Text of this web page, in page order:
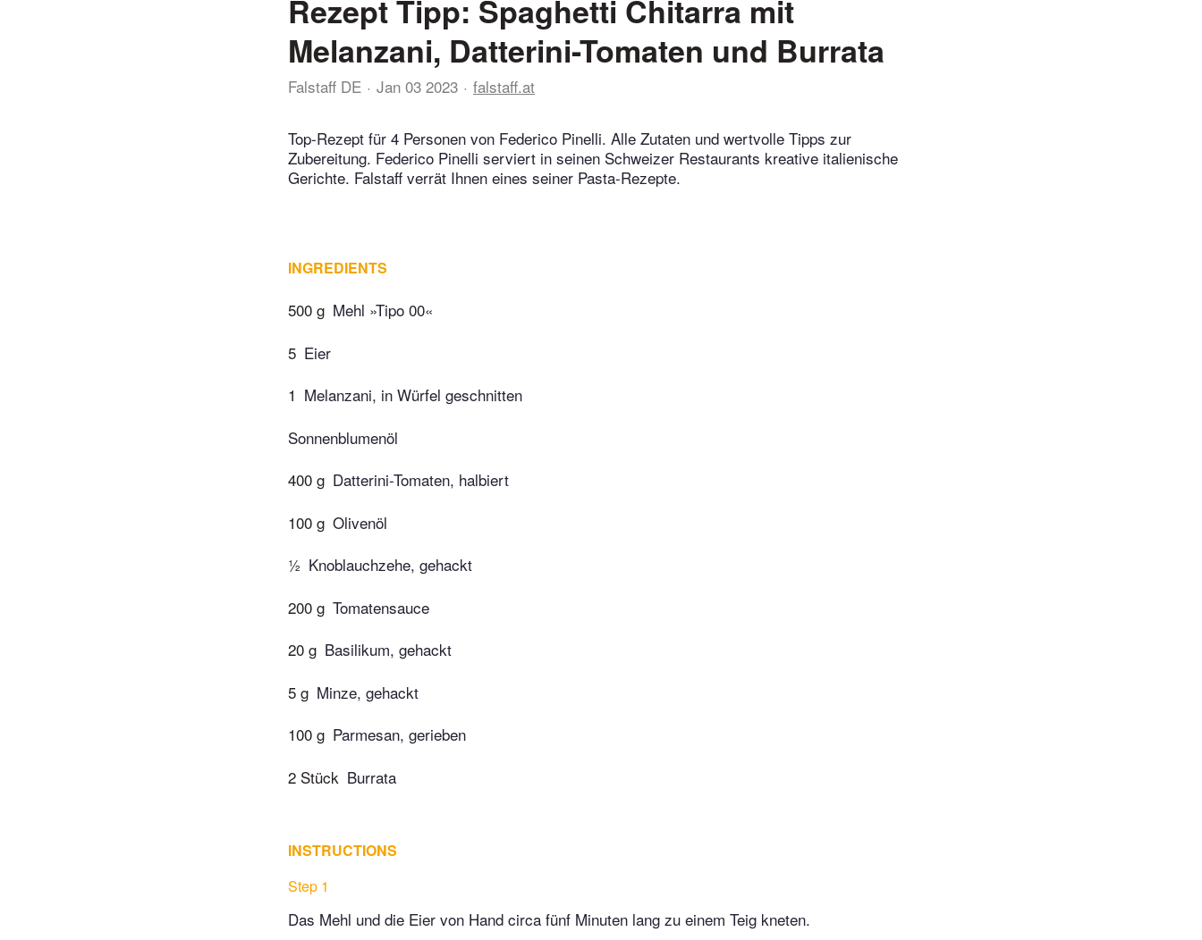
Rezept Tipp: Spaghetti Chitarra mit
Melanzani, Datterini-Tomaten und Burrata
Falstaff DE Jan 03 2023 falstaff.at
Top-Rezept für 4 Personen von Federico Pinelli. Alle Zutaten und wertvolle Tipps zur
Zubereitung. Federico Pinelli serviert in seinen Schweizer Restaurants kreative italienische
Gerichte. Falstaff verrät Ihnen eines seiner Pasta-Rezepte.
INGREDIENTS
500 g Mehl »Tipo 00«
5 Eier
1 Melanzani, in Würfel geschnitten
Sonnenblumenöl
400 g Datterini-Tomaten, halbiert
100 g Olivenöl
½ Knoblauchzehe, gehackt
200 g Tomatensauce
20 g Basilikum, gehackt
5 g Minze, gehackt
100 g Parmesan, gerieben
2 Stück Burrata
INSTRUCTIONS
Step 1
Das Mehl und die Eier von Hand circa fünf Minuten lang zu einem Teig kneten.